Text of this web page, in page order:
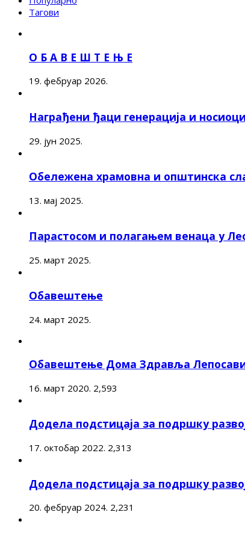
Тагови
О Б А В Е Ш Т Е Њ Е
19. фебруар 2026.
Награђени ђаци генерација и
29. јун 2025.
Обележена храмовна и општинска
13. мај 2025.
Парастосом и полагањем венаца у
25. март 2025.
Обавештење
24. март 2025.
Обавештење Дома Здравља
16. март 2020. 2,593
Додела подстицаја за подршку
17. октобар 2022. 2,313
Додела подстицаја за подршку
20. фебруар 2024. 2,231